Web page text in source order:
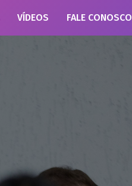
VÍDEOS FALE CONOSCO